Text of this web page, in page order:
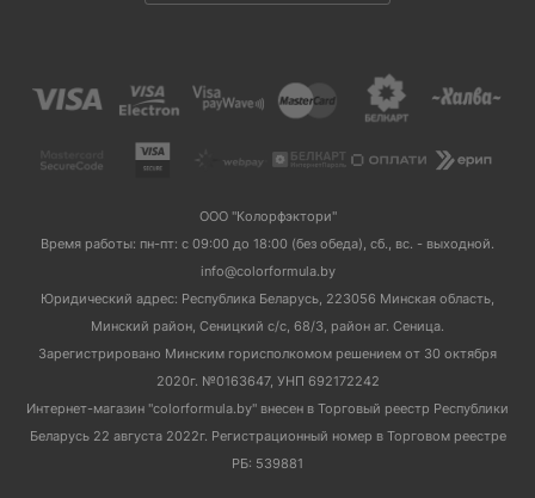
ООО "Колорфэктори"
Время работы: пн-пт: с 09:00 до 18:00 (без обеда), сб., вс. - выходной.
info@colorformula.by
Юридический адрес: Республика Беларусь, 223056 Минская область,
Минский район, Сеницкий с/с, 68/3, район аг. Сеница.
Зарегистрировано Минским горисполкомом решением от 30 октября
2020г. №0163647, УНП 692172242
Интернет-магазин "colorformula.by" внесен в Торговый реестр Республики
Беларусь 22 августа 2022г. Регистрационный номер в Торговом реестре
РБ: 539881